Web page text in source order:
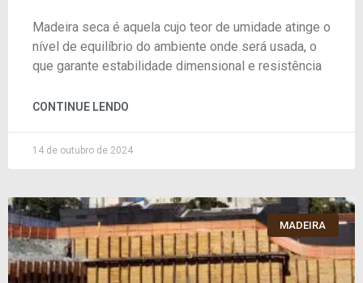
Madeira seca é aquela cujo teor de umidade atinge o
nível de equilíbrio do ambiente onde será usada, o
que garante estabilidade dimensional e resistência
CONTINUE LENDO
14 de outubro de 2024
MADEIRA